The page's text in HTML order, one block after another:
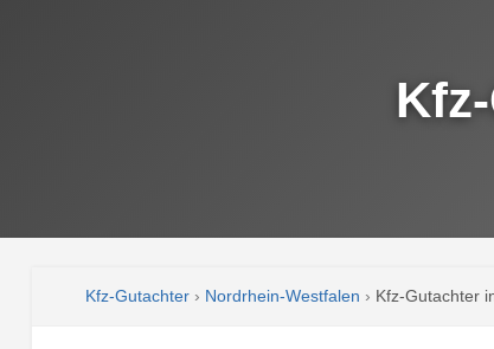
Kfz-Gutachter› Nordrhein-Westfalen › Kfz-Gutachter